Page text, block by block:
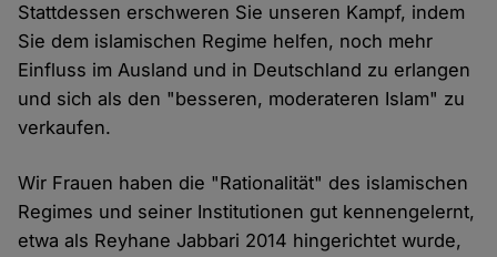
Stattdessen erschweren Sie unseren Kampf, indem
Sie dem islamischen Regime helfen, noch mehr
Einfluss im Ausland und in Deutschland zu erlangen
und sich als den "besseren, moderateren Islam" zu
verkaufen.
Wir Frauen haben die "Rationalität" des islamischen
Regimes und seiner Institutionen gut kennengelernt,
etwa als Reyhane Jabbari 2014 hingerichtet wurde,